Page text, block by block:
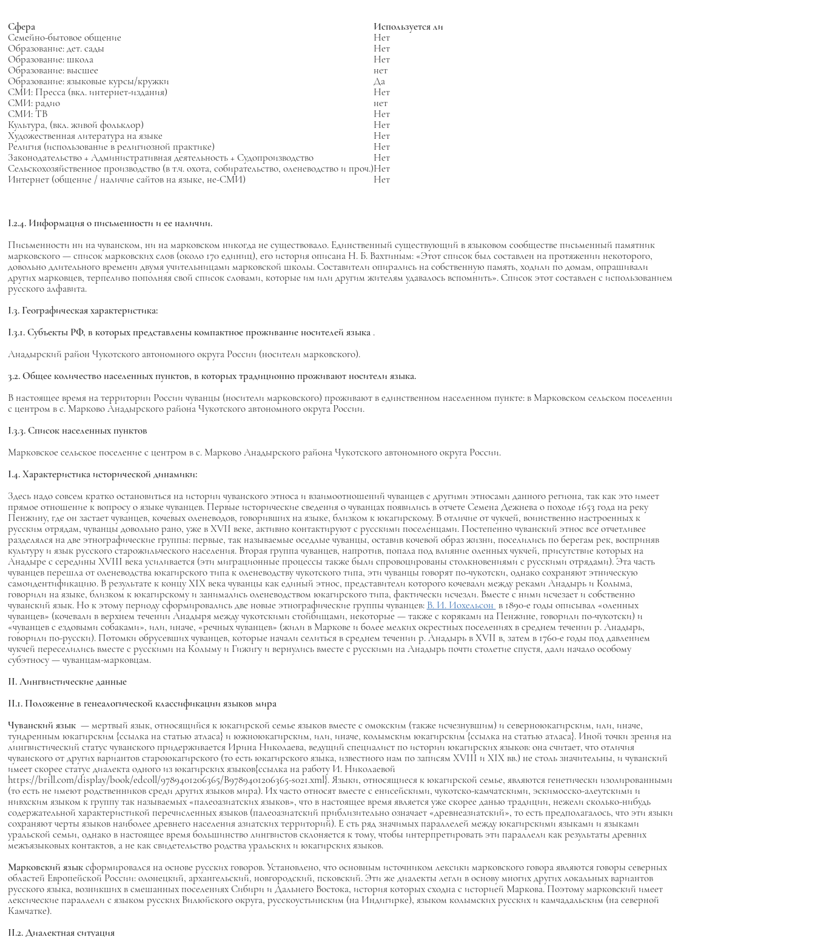
Сфера
Используется ли
Семейно-бытовое общение
Нет
Образование: дет. сады
Нет
Образование: школа
Нет
Образование: высшее
нет
Образование: языковые курсы/кружки
Да
СМИ: Пресса (вкл. интернет-издания)
Нет
СМИ: радио
нет
СМИ: ТВ
Нет
Культура, (вкл. живой фольклор)
Нет
Художественная литература на языке
Нет
Религия (использование в религиозной практике)
Нет
Законодательство + Административная деятельность + Судопроизводство
Нет
Сельскохозяйственное производство (в т.ч. охота, собирательство, оленеводство и проч.)Нет
Интернет (общение / наличие сайтов на языке, не-СМИ)
Нет
I.2.4. Информация о письменности и ее наличии.
Письменности ни на чуванском, ни на марковском никогда не существовало. Единственный существующий в языковом сообществе письменный памятник
марковского — список марковских слов (около 170 единиц), его история описана Н. Б. Вахтиным: «Этот список был составлен на протяжении некоторого,
довольно длительного времени двумя учительницами марковской школы. Составители опирались на собственную память, ходили по домам, опрашивали
других марковцев, терпеливо пополняя свой список словами, которые им или другим жителям удавалось вспомнить». Список этот составлен с использованием
русского алфавита.
I.3. Географическая характеристика:
I.3.1.Субъекты РФ, в которых представлены компактное проживание носителей языка .
Анадырский район Чукотского автономного округа России (носители марковского).
3.2. Общее количество населенных пунктов, в которых традиционно проживают носители языка.
В настоящее время на территории России чуванцы (носители марковского) проживают в единственном населенном пункте: в Марковском сельском поселении
с центром в с. Марково Анадырского района Чукотского автономного округа России.
I.3.3.Список населенных пунктов
Марковское сельское поселение с центром в с. Марково Анадырского района Чукотского автономного округа России.
I.4. Характеристика исторической динамики:
Здесь надо совсем кратко остановиться на истории чуванского этноса и взаимоотношений чуванцев с другими этносами данного региона, так как это имеет
прямое отношение к вопросу о языке чуванцев. Первые исторические сведения о чуванцах появились в отчете Семена Дежнева о походе 1653 года на реку
Пенжину, где он застает чуванцев, кочевых оленеводов, говоривших на языке, близком к юкагирскому. В отличие от чукчей, воинственно настроенных к
русским отрядам, чуванцы довольно рано, уже в XVII веке, активно контактируют с русскими поселенцами. Постепенно чуванский этнос все отчетливее
разделялся на две этнографические группы: первые, так называемые оседлые чуванцы, оставив кочевой образ жизни, поселились по берегам рек, восприняв
культуру и язык русского старожильческого населения. Вторая группа чуванцев, напротив, попала под влияние оленных чукчей, присутствие которых на
Анадыре с середины XVIII века усиливается (эти миграционные процессы также были спровоцированы столкновениями с русскими отрядами). Эта часть
чуванцев перешла от оленеводства юкагирского типа к оленеводству чукотского типа, эти чуванцы говорят по-чукотски, однако сохраняют этническую
самоидентификацию. В результате к концу XIX века чуванцы как единый этнос, представители которого кочевали между реками Анадырь и Колыма,
говорили на языке, близком к юкагирскому и занимались оленеводством юкагирского типа, фактически исчезли. Вместе с ними исчезает и собственно
чуванский язык. Но к этому периоду сформировались две новые этнографические группы чуванцев: В. И. Иохельсон в 1890-е годы описывал «оленных
чуванцев» (кочевали в верхнем течении Анадыря между чукотскими стойбищами, некоторые — также с коряками на Пенжине, говорили по-чукотски) и
«чуванцев с ездовыми собаками», или, иначе, «речных чуванцев» (жили в Маркове и более мелких окрестных поселениях в среднем течении р. Анадырь,
говорили по-русски). Потомки обрусевших чуванцев, которые начали селиться в среднем течении р. Анадырь в XVII в, затем в 1760-е годы под давлением
чукчей переселились вместе с русскими на Колыму и Гижигу и вернулись вместе с русскими на Анадырь почти столетие спустя, дали начало особому
субэтносу — чуванцам-марковцам.
II. Лингвистические данные
II.1. Положение в генеалогической классификации языков мира
Чуванский язык — мертвый язык, относящийся к юкагирской семье языков вместе с омокским (также исчезнувшим) и северноюкагирским, или, иначе,
тундренным юкагирским {ссылка на статью атласа} и южноюкагирским, или, иначе, колымским юкагирским {ссылка на статью атласа}. Иной точки зрения на
лингвистический статус чуванского придерживается Ирина Николаева, ведущий специалист по истории юкагирских языков: она считает, что отличия
чуванского от других вариантов староюкагирского (то есть юкагирского языка, известного нам по записям XVIII и XIX вв.) не столь значительны, и чуванский
имеет скорее статус диалекта одного из юкагирских языков{ссылка на работу И. Николаевой
https://brill.com/display/book/edcoll/9789401206365/B9789401206365-s021.xml}. Языки, относящиеся к юкагирской семье, являются генетически изолированными
(то есть не имеют родственников среди других языков мира). Их часто относят вместе с енисейскими, чукотско-камчатскими, эскимосско-алеутскими и
нивхским языком к группу так называемых «палеоазиатских языков», что в настоящее время является уже скорее данью традиции, нежели сколько-нибудь
содержательной характеристикой перечисленных языков (палеоазиатский приблизительно означает «древнеазиатский», то есть предполагалось, что эти языки
сохраняют черты языков наиболее древнего населения азиатских территорий). Есть ряд значимых параллелей между юкагирскими языками и языками
уральской семьи, однако в настоящее время большинство лингвистов склоняется к тому, чтобы интерпретировать эти параллели как результаты древних
межъязыковых контактов, а не как свидетельство родства уральских и юкагирских языков.
Марковский языксформировался на основе русских говоров. Установлено, что основным источником лексики марковского говора являютсяговоры северных
областей Европейской России: олонецкий, архангельский, новгородский, псковский. Эти же диалекты легли в основу многих других локальных вариантов
русского языка, возникших в смешанных поселениях Сибири и Дальнего Востока, история которых сходна с историей Маркова. Поэтому марковский имеет
лексические параллели с языком русских Вилюйского округа, русскоустьинским (на Индигирке), языком колымских русских и камчадальским (на северной
Камчатке).
II.2. Диалектная ситуация